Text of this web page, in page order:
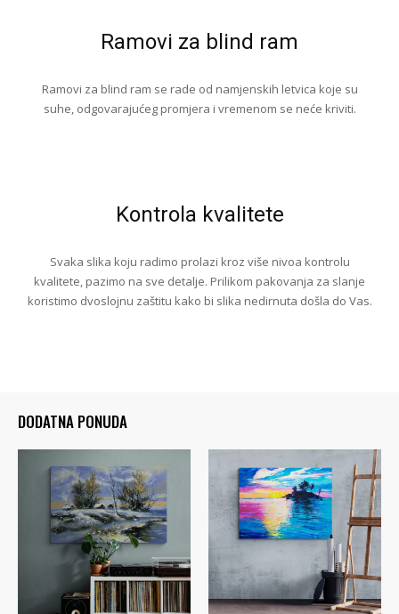
Ramovi za blind ram
Ramovi za blind ram se rade od namjenskih letvica koje su
suhe, odgovarajućeg promjera i vremenom se neće kriviti.
Kontrola kvalitete
Svaka slika koju radimo prolazi kroz više nivoa kontrolu
kvalitete, pazimo na sve detalje. Prilikom pakovanja za slanje
koristimo dvoslojnu zaštitu kako bi slika nedirnuta došla do Vas.
DODATNA PONUDA